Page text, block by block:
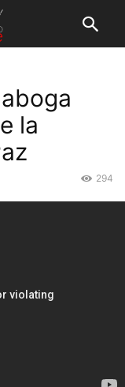
la
294